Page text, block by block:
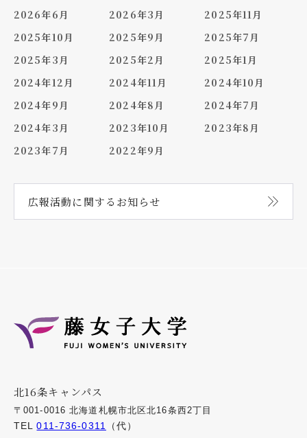
2026年6月 2026年3月
2025年11月
2025年10月
2025年9月
2025年7月
2025年3月
2025年2月
2025年1月
2024年12月
2024年11月
2024年10月
2024年9月
2024年8月
2024年7月
2024年3月
2023年10月
2023年8月
2023年7月
2022年9月
広報活動に関する お知らせ
北16条キャンパス
〒001-0016 北海道札幌市北区北16条西2丁目
TEL011-736-0311 （代）